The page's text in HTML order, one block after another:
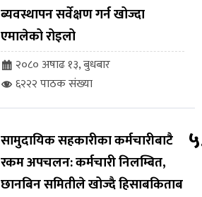
ब्यवस्थापन सर्वेक्षण गर्न खोज्दा
एमालेको रोइलो
२०८० अषाढ १३, बुधबार
६२२२ पाठक संख्या
सामुदायिक सहकारीका कर्मचारीबाटै
रकम अपचलन: कर्मचारी निलम्बित,
छानबिन समितीले खोज्दै हिसाबकिताब